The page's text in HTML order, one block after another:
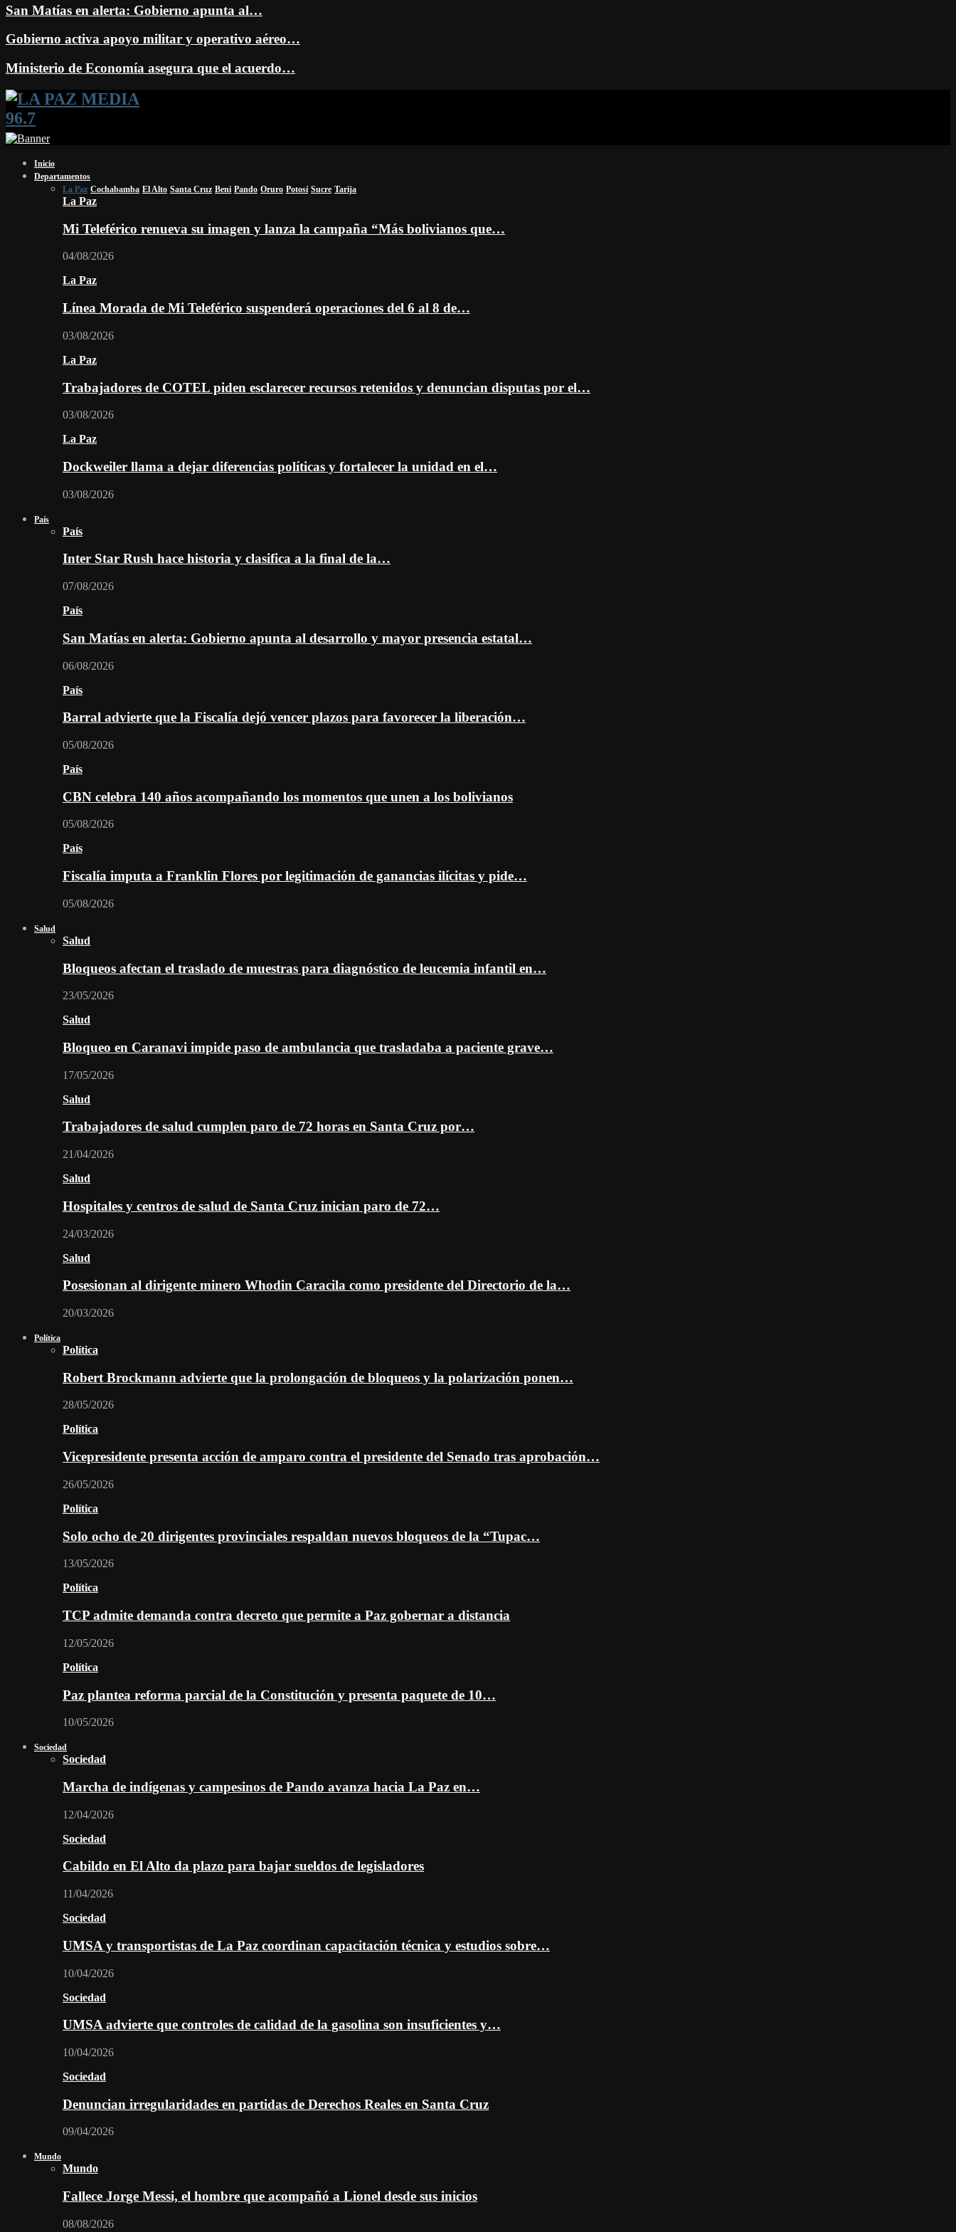
San Matías en alerta: Gobierno apunta al…
Gobierno activa apoyo militar y operativo aéreo…
Ministerio de Economía asegura que el acuerdo…
Facebook
Twitter
Instagram
Youtube
Email
Twitch
Whatsapp
Inicio
Departamentos
La Paz Cochabamba El Alto Santa Cruz Beni Pando Oruro Potosí Sucre Tarija
La Paz
Mi Teleférico renueva su imagen y lanza la campaña “Más bolivianos que…
04/08/2026
La Paz
Línea Morada de Mi Teleférico suspenderá operaciones del 6 al 8 de…
03/08/2026
La Paz
Trabajadores de COTEL piden esclarecer recursos retenidos y denuncian disputas por el…
03/08/2026
La Paz
Dockweiler llama a dejar diferencias políticas y fortalecer la unidad en el…
03/08/2026
País
País
Inter Star Rush hace historia y clasifica a la final de la…
07/08/2026
País
San Matías en alerta: Gobierno apunta al desarrollo y mayor presencia estatal…
06/08/2026
País
Barral advierte que la Fiscalía dejó vencer plazos para favorecer la liberación…
05/08/2026
País
CBN celebra 140 años acompañando los momentos que unen a los bolivianos
05/08/2026
País
Fiscalía imputa a Franklin Flores por legitimación de ganancias ilícitas y pide…
05/08/2026
Salud
Salud
Bloqueos afectan el traslado de muestras para diagnóstico de leucemia infantil en…
23/05/2026
Salud
Bloqueo en Caranavi impide paso de ambulancia que trasladaba a paciente grave…
17/05/2026
Salud
Trabajadores de salud cumplen paro de 72 horas en Santa Cruz por…
21/04/2026
Salud
Hospitales y centros de salud de Santa Cruz inician paro de 72…
24/03/2026
Salud
Posesionan al dirigente minero Whodin Caracila como presidente del Directorio de la…
20/03/2026
Política
Política
Robert Brockmann advierte que la prolongación de bloqueos y la polarización ponen…
28/05/2026
Política
Vicepresidente presenta acción de amparo contra el presidente del Senado tras aprobación…
26/05/2026
Política
Solo ocho de 20 dirigentes provinciales respaldan nuevos bloqueos de la “Tupac…
13/05/2026
Política
TCP admite demanda contra decreto que permite a Paz gobernar a distancia
12/05/2026
Política
Paz plantea reforma parcial de la Constitución y presenta paquete de 10…
10/05/2026
Sociedad
Sociedad
Marcha de indígenas y campesinos de Pando avanza hacia La Paz en…
12/04/2026
Sociedad
Cabildo en El Alto da plazo para bajar sueldos de legisladores
11/04/2026
Sociedad
UMSA y transportistas de La Paz coordinan capacitación técnica y estudios sobre…
10/04/2026
Sociedad
UMSA advierte que controles de calidad de la gasolina son insuficientes y…
10/04/2026
Sociedad
Denuncian irregularidades en partidas de Derechos Reales en Santa Cruz
09/04/2026
Mundo
Mundo
Fallece Jorge Messi, el hombre que acompañó a Lionel desde sus inicios
08/08/2026